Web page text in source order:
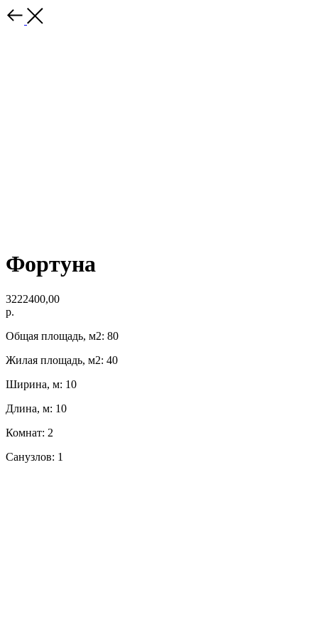
Фортуна
3222400,00
р.
Общая площадь, м2: 80
Жилая площадь, м2: 40
Ширина, м: 10
Длина, м: 10
Комнат: 2
Санузлов: 1